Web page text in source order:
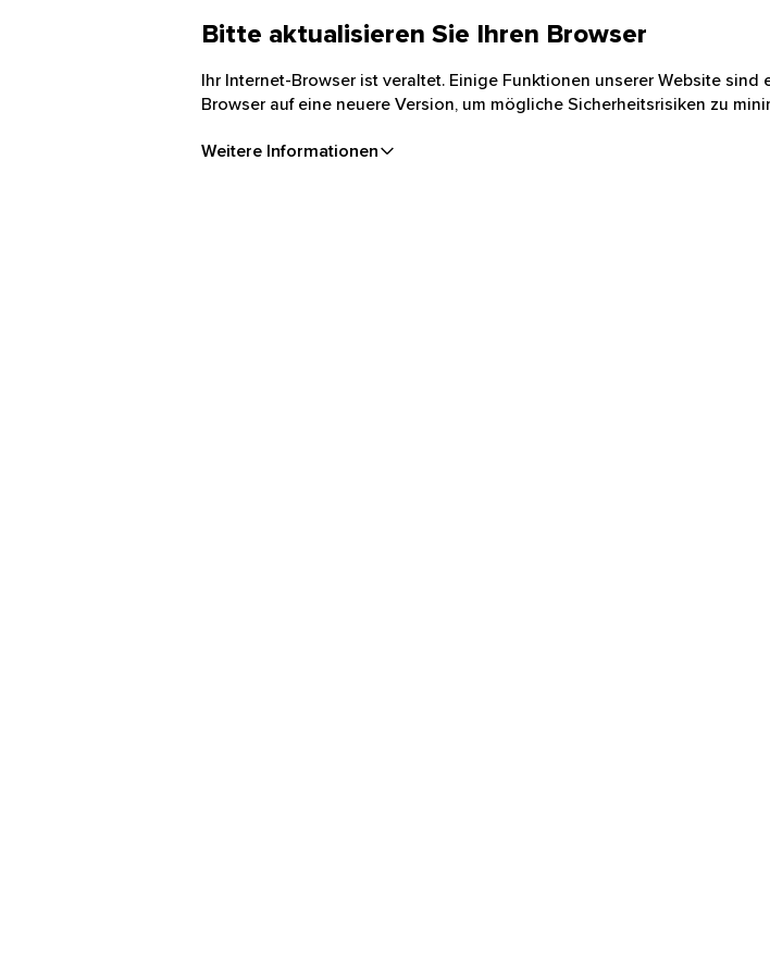
Bitte aktualisieren Sie Ihren Browser
Ihr Internet-Browser ist veraltet. Einige Funktionen unserer Website
Browser auf eine neuere Version, um mögliche Sicherheitsrisiken zu
Weitere Informationen